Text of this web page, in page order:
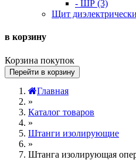
- ШР (3)
Щит
в корзину
Корзина покупок
Перейти в корзину
Главная
»
Каталог товаров
»
Штанги изолирующие
»
Штанга изолирующая